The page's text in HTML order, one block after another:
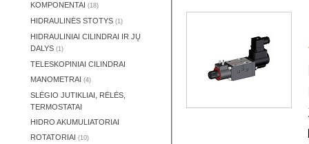
KOMPONENTAI (18)
HIDRAULINĖS STOTYS (1)
HIDRAULINIAI CILINDRAI IR JŲ
DALYS (1)
TELESKOPINIAI CILINDRAI
MANOMETRAI (4)
SLĖGIO JUTIKLIAI, RĖLĖS,
TERMOSTATAI
HIDRO AKUMULIATORIAI
ROTATORIAI (10)